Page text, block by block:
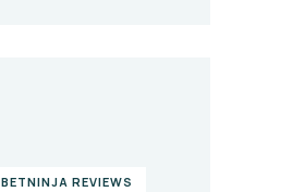
BETNINJA REVIEWS